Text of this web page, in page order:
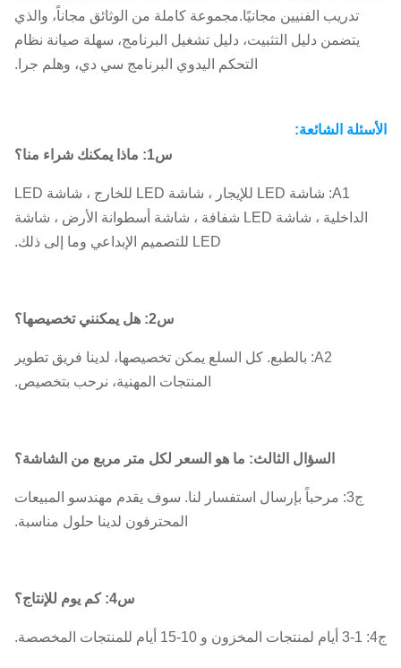
تدريب الفنيين مجانيًا.مجموعة كاملة من الوثائق مجاناً، والذي
يتضمن دليل التثبيت، دليل تشغيل البرنامج، سهلة صيانة نظام
التحكم اليدوي البرنامج سي دي، وهلم جرا.
الأسئلة الشائعة:
س1: ماذا يمكنك شراء منا؟
A1: شاشة LED للإيجار ، شاشة LED للخارج ، شاشة LED
الداخلية ، شاشة LED شفافة ، شاشة أسطوانة الأرض ، شاشة
LED للتصميم الإبداعي وما إلى ذلك.
س2: هل يمكنني تخصيصها؟
A2: بالطبع. كل السلع يمكن تخصيصها، لدينا فريق تطوير
المنتجات المهنية، نرحب بتخصيص.
السؤال الثالث: ما هو السعر لكل متر مربع من الشاشة؟
ج3: مرحباً بإرسال استفسار لنا. سوف يقدم مهندسو المبيعات
المحترفون لدينا حلول مناسبة.
س4: كم يوم للإنتاج؟
ج4: 1-3 أيام لمنتجات المخزون و 10-15 أيام للمنتجات المخصصة.